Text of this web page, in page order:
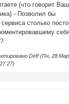
(что говорит
- Позволил бы
столько
Deff (Пн, 28 Мар